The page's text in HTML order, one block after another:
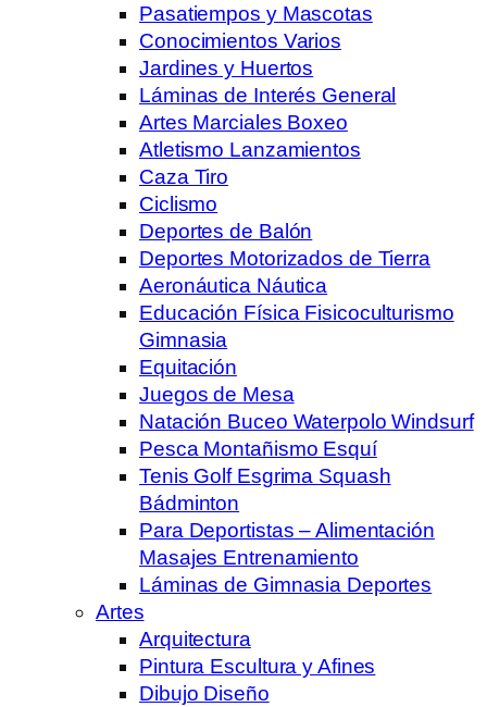
Pasatiempos y Mascotas
Conocimientos Varios
Jardines y Huertos
Láminas de Interés General
Artes Marciales Boxeo
Atletismo Lanzamientos
Caza Tiro
Ciclismo
Deportes de Balón
Deportes Motorizados de Tierra
Aeronáutica Náutica
Educación Física Fisicoculturismo
Gimnasia
Equitación
Juegos de Mesa
Natación Buceo Waterpolo Windsurf
Pesca Montañismo Esquí
Tenis Golf Esgrima Squash
Bádminton
Para Deportistas – Alimentación
Masajes Entrenamiento
Láminas de Gimnasia Deportes
Artes
Arquitectura
Pintura Escultura y Afines
Dibujo Diseño